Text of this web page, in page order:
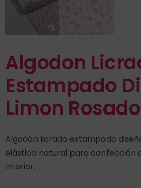
Algodon
Estampado
Limon Rosado
Algodón licrado estampado
elástica natural para confección
interior.